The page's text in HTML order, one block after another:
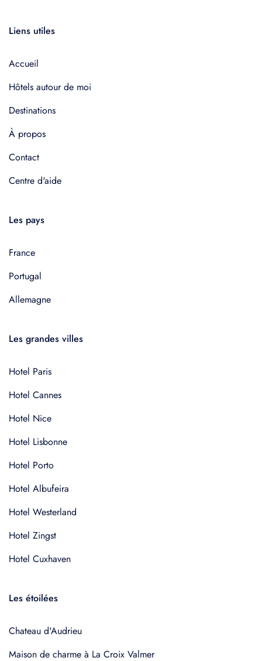
Liens utiles
Accueil
Hôtels autour de moi
Destinations
À propos
Contact
Centre d'aide
Les pays
France
Portugal
Allemagne
Les grandes villes
Hotel Paris
Hotel Cannes
Hotel Nice
Hotel Lisbonne
Hotel Porto
Hotel Albufeira
Hotel Westerland
Hotel Zingst
Hotel Cuxhaven
Les étoilées
Chateau d'Audrieu
Maison de charme à La Croix Valmer